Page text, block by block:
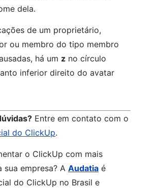
dela.
de um proprietário,
ou membro do tipo membro
há um z no círculo
inferior direito do avatar
Entre em contato com o
do ClickUp.
o ClickUp com mais
sua empresa? A Audatia é
do ClickUp no Brasil e